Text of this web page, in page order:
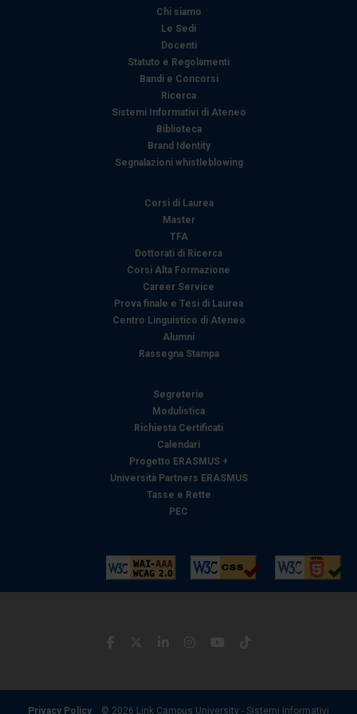
modificare o ritirare il tuo consenso in qualsiasi momento
dalla Dichiarazione sui cookie.
Utilizziamo i cookie per personalizzare contenuti ed
annunci, per fornire funzionalità dei social media e per
analizzare il nostro traffico. Condividiamo inoltre
nostri partner che si occupano di analisi dei dati web,
raccolto dal suo utilizzo dei loro servizi.
Chi siamo
Le Sedi
Docenti
Statuto e Regolamenti
Bandi e Concorsi
Ricerca
Sistemi Informativi di Ateneo
Biblioteca
Brand Identity
Segnalazioni whistleblowing
Corsi di Laurea
Master
TFA
Dottorati di Ricerca
Corsi Alta Formazione
Career Service
Prova finale e Tesi di Laurea
Centro Linguistico di Ateneo
Alumni
Rassegna Stampa
Segreterie
Modulistica
Richiesta Certificati
Calendari
Progetto ERASMUS +
Università Partners ERASMUS
Tasse e Rette
PEC
Privacy Policy © 2026 Link Campus University - Sistemi Informativi